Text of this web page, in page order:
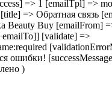
=> 1 [emailTpl] =>
=> Обратная связь
Beauty Buy [emailFrom]
[validate] =>
ошибки!
)